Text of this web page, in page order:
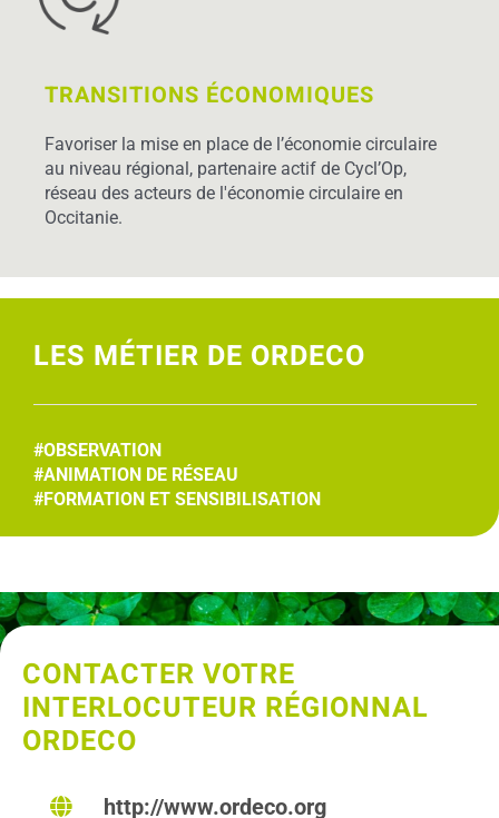
TRANSITIONS ÉCONOMIQUES
Favoriser la mise en place de l’économie circulaire
au niveau régional, partenaire actif de Cycl’Op,
réseau des acteurs de l'économie circulaire en
Occitanie.
LES MÉTIER DE ORDECO
#OBSERVATION
#ANIMATION DE RÉSEAU
#FORMATION ET SENSIBILISATION
CONTACTER VOTRE
INTERLOCUTEUR RÉGIONNAL
ORDECO
http://www.ordeco.org